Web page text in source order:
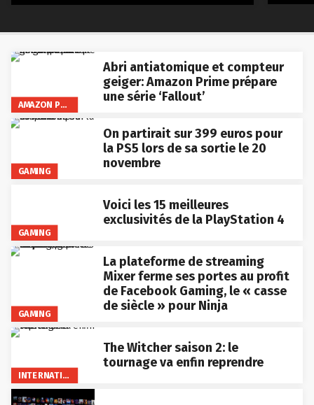
AMAZON PRIME VIDEO
Abri antiatomique et compteur
geiger: Amazon Prime prépare
une série ‘Fallout’
GAMING
On partirait sur 399 euros pour
la PS5 lors de sa sortie le 20
novembre
GAMING
Voici les 15 meilleures
exclusivités de la PlayStation 4
GAMING
La plateforme de streaming
Mixer ferme ses portes au profit
de Facebook Gaming, le « casse
de siècle » pour Ninja
INTERNATIONAL
The Witcher saison 2: le
tournage va enfin reprendre